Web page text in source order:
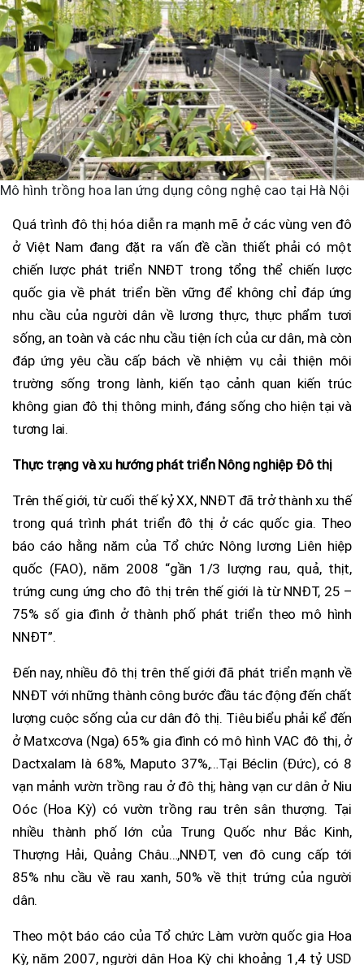
Mô hình trồng hoa lan ứng dụng công nghệ cao tại Hà Nội
Quá trình đô thị hóa diễn ra mạnh mẽ ở các vùng ven đô
ở Việt Nam đang đặt ra vấn đề cần thiết phải có một
chiến lược phát triển NNĐT trong tổng thể chiến lược
quốc gia về phát triển bền vững để không chỉ đáp ứng
nhu cầu của người dân về lương thực, thực phẩm tươi
sống, an toàn và các nhu cầu tiện ích của cư dân, mà còn
đáp ứng yêu cầu cấp bách về nhiệm vụ cải thiện môi
trường sống trong lành, kiến tạo cảnh quan kiến trúc
không gian đô thị thông minh, đáng sống cho hiện tại và
tương lai.
Thực trạng và xu hướng phát triển Nông nghiệp Đô thị
Trên thế giới, từ cuối thế kỷ XX, NNĐT đã trở thành xu thế
trong quá trình phát triển đô thị ở các quốc gia. Theo
báo cáo hằng năm của Tổ chức Nông lương Liên hiệp
quốc (FAO), năm 2008 “gần 1/3 lượng rau, quả, thịt,
trứng cung ứng cho đô thị trên thế giới là từ NNĐT, 25 –
75% số gia đình ở thành phố phát triển theo mô hình
NNĐT”.
Đến nay, nhiều đô thị trên thế giới đã phát triển mạnh về
NNĐT với những thành công bước đầu tác động đến chất
lượng cuộc sống của cư dân đô thị. Tiêu biểu phải kể đến
ở Matxcơva (Nga) 65% gia đình có mô hình VAC đô thị, ở
Dactxalam là 68%, Maputo 37%,…Tại Béclin (Đức), có 8
vạn mảnh vườn trồng rau ở đô thị; hàng vạn cư dân ở Niu
Oóc (Hoa Kỳ) có vườn trồng rau trên sân thượng. Tại
nhiều thành phố lớn của Trung Quốc như Bắc Kinh,
Thượng Hải, Quảng Châu…,NNĐT, ven đô cung cấp tới
85% nhu cầu về rau xanh, 50% về thịt trứng của người
dân.
Theo một báo cáo của Tổ chức Làm vườn quốc gia Hoa
Kỳ, năm 2007, người dân Hoa Kỳ chi khoảng 1,4 tỷ USD